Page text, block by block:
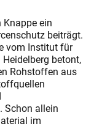
Knappe ein
beiträgt.
vom Institut für
betont,
Rohstoffen aus
Schon allein
im